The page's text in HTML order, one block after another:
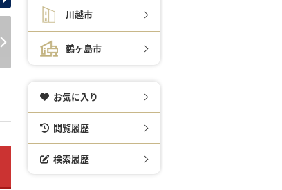
川越市
鶴ヶ島市
お気に入り
閲覧履歴
検索履歴